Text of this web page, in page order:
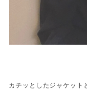
カチッとしたジャケット